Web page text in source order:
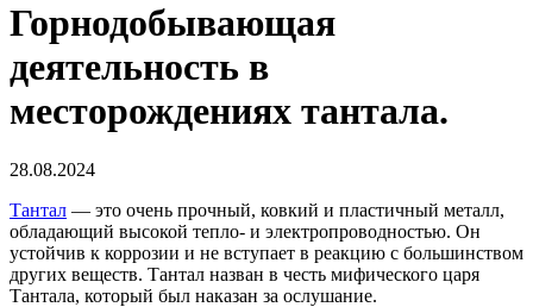
Горнодобывающая
деятельность в
месторождениях тантала.
28.08.2024
Тантал — это очень прочный, ковкий и пластичный металл,
обладающий высокой тепло- и электропроводностью. Он
устойчив к коррозии и не вступает в реакцию с большинством
других веществ. Тантал назван в честь мифического царя
Тантала, который был наказан за ослушание.